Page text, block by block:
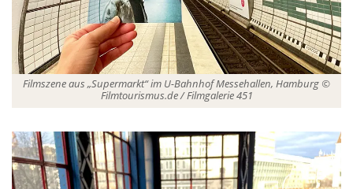
Filmszene aus „Supermarkt“ im U-Bahnhof Messehallen, Hamburg ©
Filmtourismus.de / Filmgalerie 451